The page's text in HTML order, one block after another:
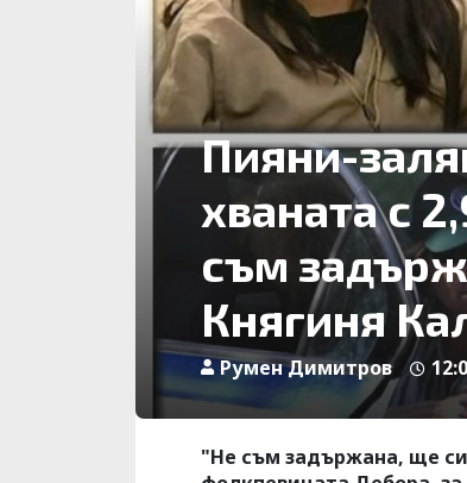
Пияни-
хваната с
съм
Княгиня
Румен Димитров
"Не съм задържана, ще